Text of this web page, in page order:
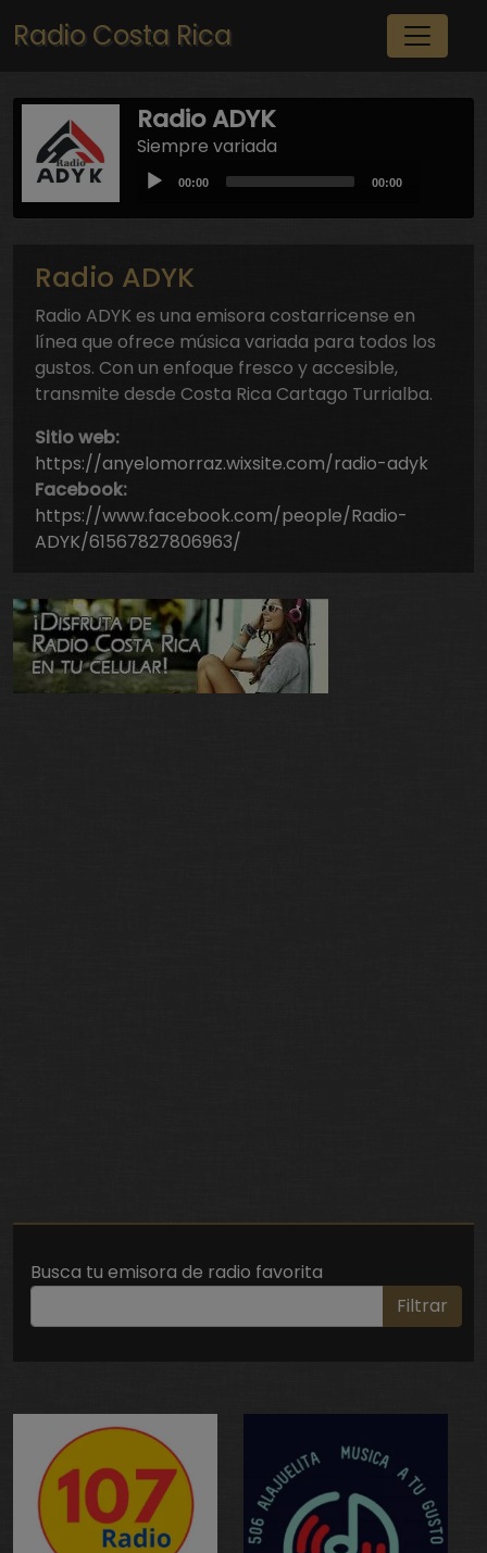
Pasar al contenido principal
Radio Costa Rica
Radio ADYK
Siempre variada
Audio
Player
Current
00:00
Total
00:00
Radio ADYK
Radio ADYK es una emisora costarricense en
línea que ofrece música variada para todos los
gustos. Con un enfoque fresco y accesible,
transmite desde Costa Rica Cartago Turrialba.
Sitio web:
https://anyelomorraz.wixsite.com/radio-adyk
Facebook:
https://www.facebook.com/people/Radio-
ADYK/61567827806963/
Busca tu emisora de radio favorita
Filtrar